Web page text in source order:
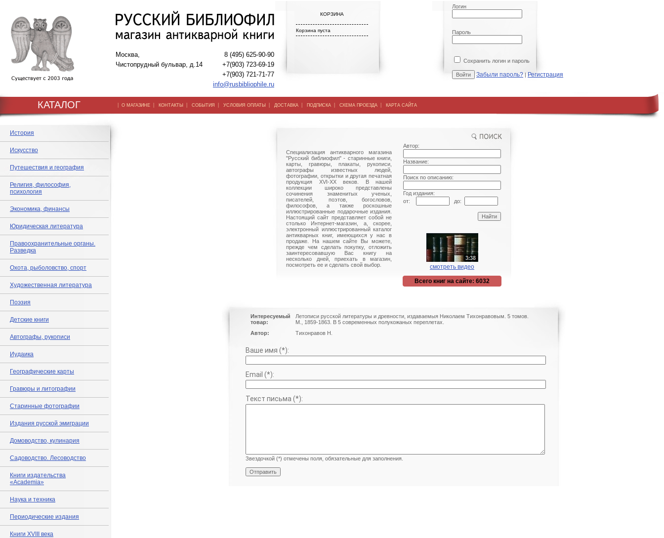
Москва,
Чистопрудный бульвар, д.14
8 (495) 625-90-90
+7(903) 723-69-19
+7(903) 721-71-77
info@rusbibliophile.ru
КОРЗИНА
Корзина пуста
Логин
Пароль
Сохранить логин и пароль
Забыли пароль? | Регистрация
КАТАЛОГ | О МАГАЗИНЕ | КОНТАКТЫ | СОБЫТИЯ | УСЛОВИЯ ОПЛАТЫ | ДОСТАВКА | ПОДПИСКА | СХЕМА ПРОЕЗДА | КАРТА САЙТА
История
Искусство
Путешествия и география
Религия, философия,
психология
Экономика, финансы
Юридическая литература
Правоохранительные органы.
Разведка
Охота, рыболовство, спорт
Художественная литература
Поэзия
Детские книги
Автографы, рукописи
Иудаика
Географические карты
Гравюры и литографии
Старинные фотографии
Издания русской эмиграции
Домоводство, кулинария
Садоводство. Лесоводство
Книги издательства
«Academia»
Наука и техника
Периодические издания
Книги XVIII века
Специализация антикварного магазина
"Русский библиофил" - старинные книги,
карты, гравюры, плакаты, рукописи,
автографы известных людей,
фотографии, открытки и другая печатная
продукция XVI-XX веков. В нашей
коллекции широко представлены
сочинения знаменитых ученых,
писателей, поэтов, богословов,
философов, а также роскошные
иллюстрированные подарочные издания.
Настоящий сайт представляет собой не
столько Интернет-магазин, а, скорее,
электронный иллюстрированный каталог
антикварных книг, имеющихся у нас в
продаже. На нашем сайте Вы можете,
прежде чем сделать покупку, отложить
заинтересовавшую Вас книгу на
несколько дней, приехать в магазин,
посмотреть ее и сделать свой выбор.
Автор:
Название:
Поиск по описанию:
Год издания:
от:
до:
смотреть видео
Всего книг на сайте: 6032
Интересуемый
товар:
Летописи русской литературы и древности, издаваемыя Николаем Тихонравовым. 5 томов.
М., 1859-1863. В 5 современных полукожаных переплетах.
Автор:
Тихонравов Н.
Ваше имя (*):
Email (*):
Текст письма (*):
Звездочкой (*) отмечены поля, обязательные для заполнения.